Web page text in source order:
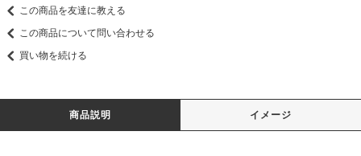
この商品を友達に教える
この商品について問い合わせる
買い物を続ける
商品説明 イメージ